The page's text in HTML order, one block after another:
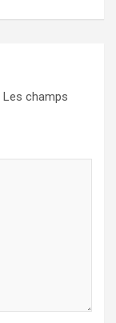
Les champs